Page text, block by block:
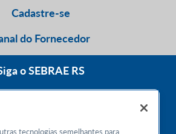
Cadastre-se
do Fornecedor
o SEBRAE RS
tecnologias semelhantes para